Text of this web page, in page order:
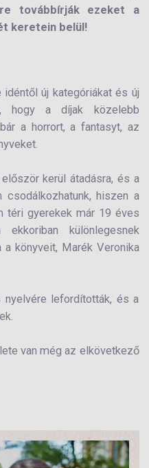
továbbírják ezeket a
keretein belül!
új kategóriákat és új
hogy a díjak közelebb
a horrort, a fantasyt, az
kerül átadásra, és a
hiszen a
téri gyerekek már 19 éves
ekkoriban különlegesnek
könyveit, Marék Veronika
lefordították, és a
van még az elkövetkező